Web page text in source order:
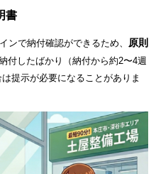
書
ンで納付確認ができるため、 原則
付したばかり（納付から約2〜4週
提示が必要になることがありま